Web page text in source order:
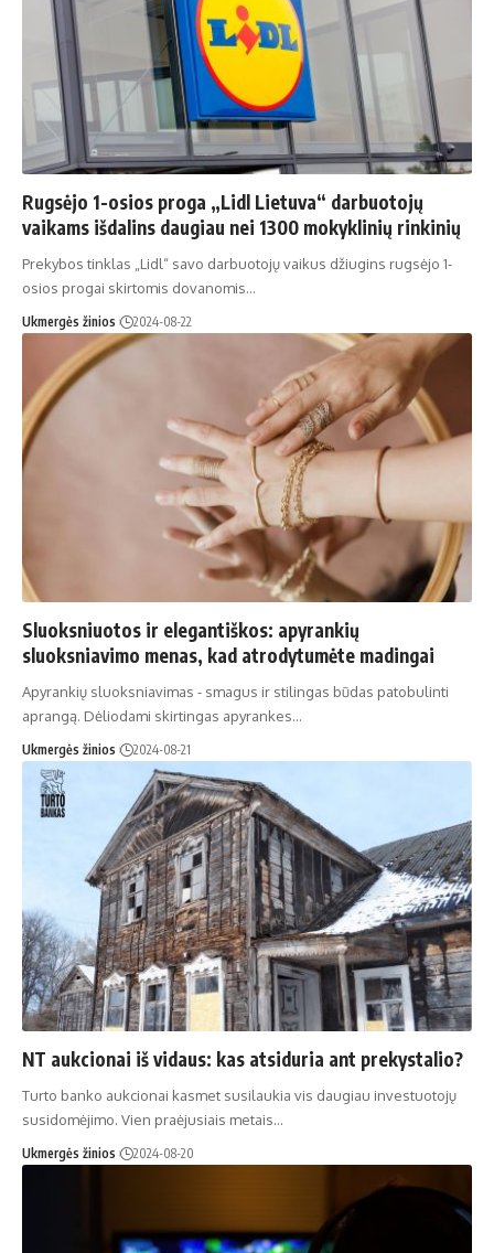
Rugsėjo 1-osios proga „Lidl Lietuva“ darbuotojų
vaikams išdalins daugiau nei 1300 mokyklinių rinkinių
Prekybos tinklas „Lidl“ savo darbuotojų vaikus džiugins rugsėjo 1-
osios progai skirtomis dovanomis…
Ukmergės žinios 2024-08-22
Sluoksniuotos ir elegantiškos: apyrankių
sluoksniavimo menas, kad atrodytumėte madingai
Apyrankių sluoksniavimas - smagus ir stilingas būdas patobulinti
aprangą. Dėliodami skirtingas apyrankes…
Ukmergės žinios 2024-08-21
NT aukcionai iš vidaus: kas atsiduria ant prekystalio?
Turto banko aukcionai kasmet susilaukia vis daugiau investuotojų
susidomėjimo. Vien praėjusiais metais…
Ukmergės žinios 2024-08-20